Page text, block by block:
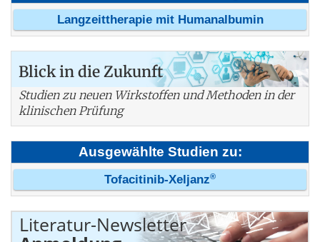
Langzeittherapie mit Humanalbumin
Blick in die Zukunft
Studien zu neuen Wirkstoffen und Methoden in der
klinischen Prüfung
Ausgewählte Studien zu:
Tofacitinib-Xeljanz®
Literatur-Newsletter